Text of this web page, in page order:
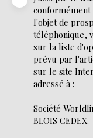
conformément
l'objet de
téléphonique,
sur la liste
prévu par
sur le site
adressé à :
Société
BLOIS CEDEX.